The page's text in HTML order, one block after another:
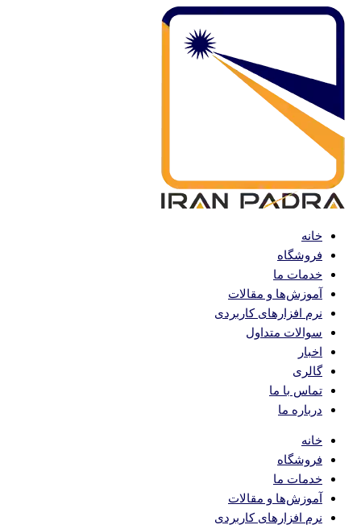
پرش
خانه
فروشگاه
خدمات ما
آموزش‌ها و مقالات
نرم افزارهای کاربردی
سوالات متداول
اخبار
گالری
تماس با ما
درباره ما
خانه
فروشگاه
خدمات ما
آموزش‌ها و مقالات
نرم افزارهای کاربردی